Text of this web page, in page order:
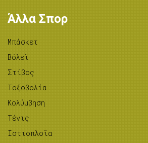
Άλλα Σπορ
Μπάσκετ
Βόλεϊ
Στίβος
Tοξοβολία
Κολύμβηση
Τένις
Ιστιοπλοΐα